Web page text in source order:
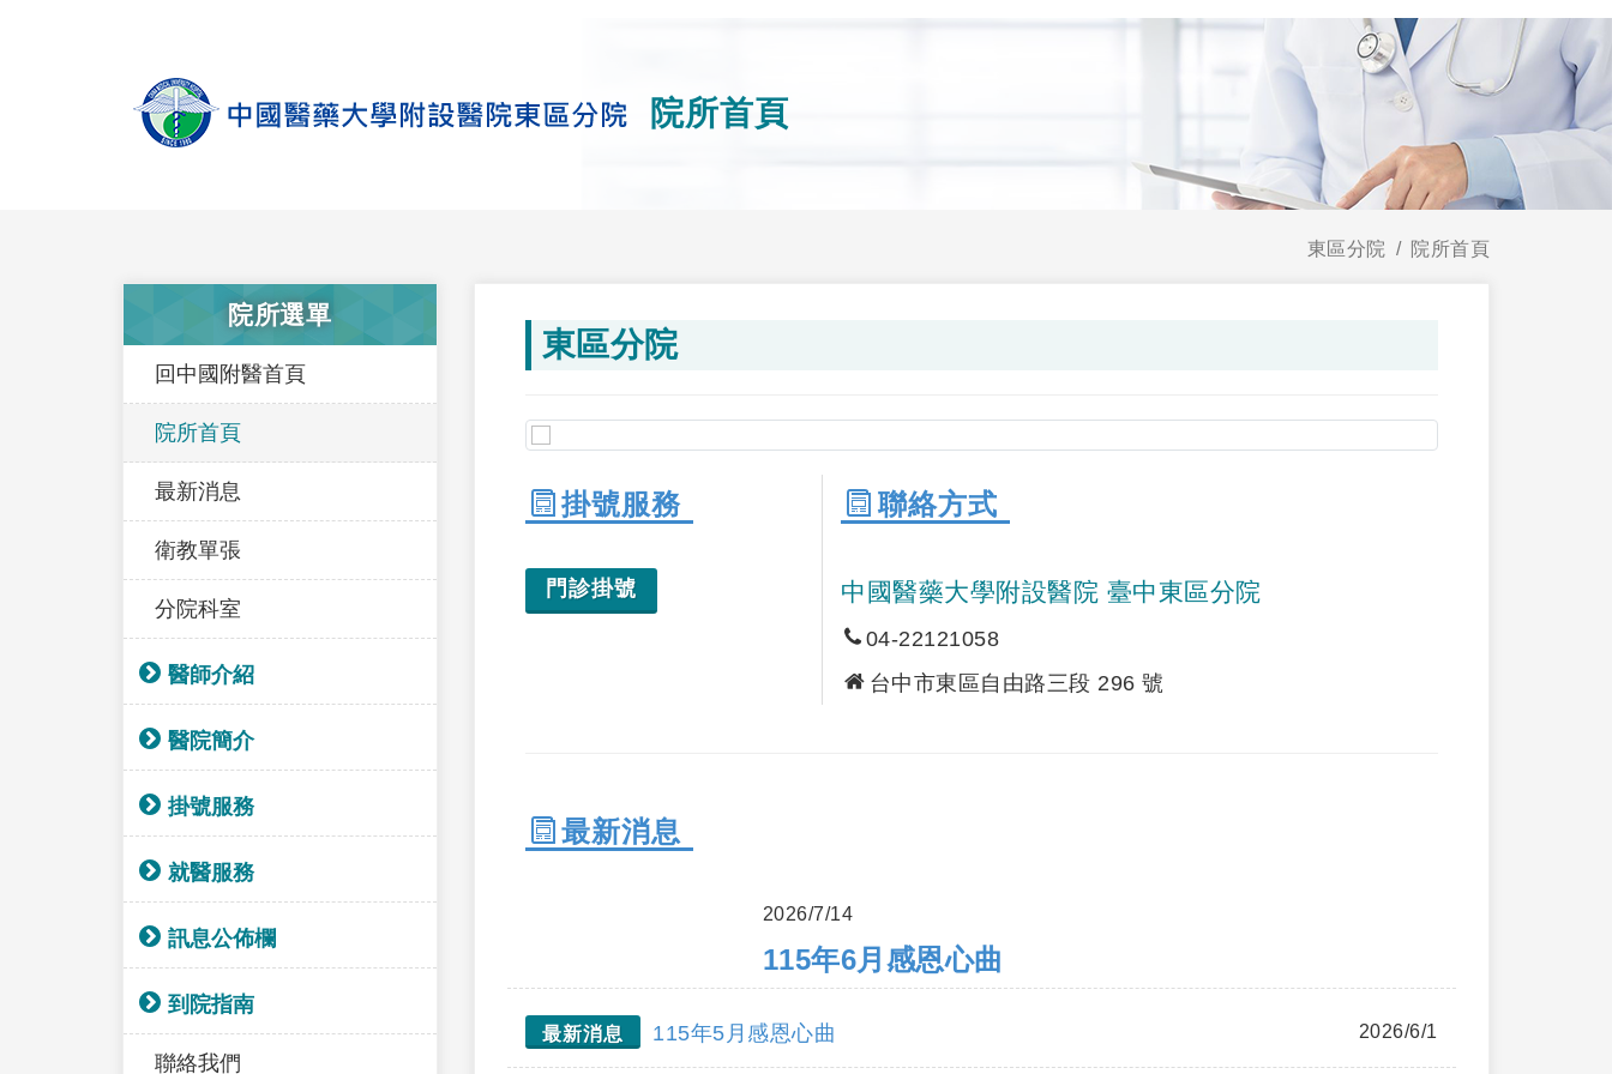
院所首頁
東區分院 院所首頁
院所選單
回中國附醫首頁
院所首頁
最新消息
衛教單張
分院科室
醫師介紹
醫院簡介
掛號服務
就醫服務
訊息公佈欄
到院指南
聯絡我們
東區分院
掛號服務
門診掛號
聯絡方式
中國醫藥大學附設醫院 臺中東區分院
04-22121058
台中市東區自由路三段 296 號
最新消息
2026/7/14
115年6月感恩心曲
最新消息 115年5月感恩心曲 2026/6/1